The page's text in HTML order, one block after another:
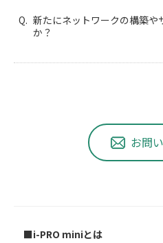
Q. 新たにネットワークの構築や
か？
お問
■i-PRO miniとは